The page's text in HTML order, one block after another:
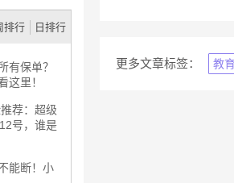
排行 日排行
有保单？
这里！
荐：超级
号，谁是
能断！小
更多文章标签： 教